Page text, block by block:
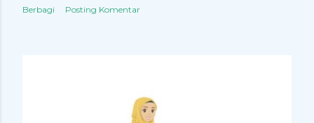
Berbagi Posting Komentar